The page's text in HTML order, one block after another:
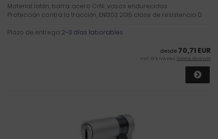
Material: latón, barra: acero CrNi, vasos endurecidos
Protección contra la tracción, EN1303: 2015 clase de resistencia D
Plazo de entrega:2–3 días laborables
desde 70,71 EUR
incl. 19 % IVA excl.Gastos de envío